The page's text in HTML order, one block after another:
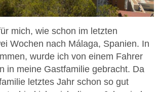
mich, wie schon im letzten
Wochen nach Málaga, Spanien. In
wurde ich von einem Fahrer
in meine Gastfamilie gebracht. Da
letztes Jahr schon so gut